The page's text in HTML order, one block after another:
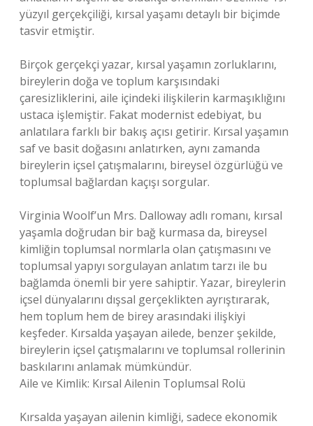
yüzyıl gerçekçiliği, kırsal yaşamı detaylı bir biçimde
tasvir etmiştir.
Birçok gerçekçi yazar, kırsal yaşamın zorluklarını,
bireylerin doğa ve toplum karşısındaki
çaresizliklerini, aile içindeki ilişkilerin karmaşıklığını
ustaca işlemiştir. Fakat modernist edebiyat, bu
anlatılara farklı bir bakış açısı getirir. Kırsal yaşamın
saf ve basit doğasını anlatırken, aynı zamanda
bireylerin içsel çatışmalarını, bireysel özgürlüğü ve
toplumsal bağlardan kaçışı sorgular.
Virginia Woolf’un Mrs. Dalloway adlı romanı, kırsal
yaşamla doğrudan bir bağ kurmasa da, bireysel
kimliğin toplumsal normlarla olan çatışmasını ve
toplumsal yapıyı sorgulayan anlatım tarzı ile bu
bağlamda önemli bir yere sahiptir. Yazar, bireylerin
içsel dünyalarını dışsal gerçeklikten ayrıştırarak,
hem toplum hem de birey arasındaki ilişkiyi
keşfeder. Kırsalda yaşayan ailede, benzer şekilde,
bireylerin içsel çatışmalarını ve toplumsal rollerinin
baskılarını anlamak mümkündür.
Aile ve Kimlik: Kırsal Ailenin Toplumsal Rolü
Kırsalda yaşayan ailenin kimliği, sadece ekonomik